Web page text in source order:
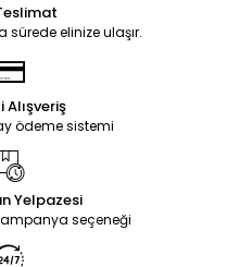
sürede elinize ulaşır.
Alışveriş
ödeme sistemi
Yelpazesi
seçeneği